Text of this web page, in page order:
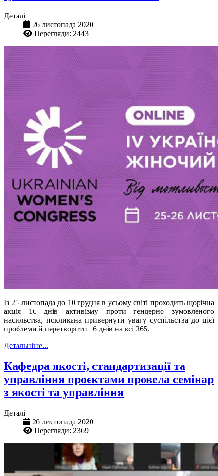
Деталі
26 листопада 2020
Перегляди: 2443
Із 25 листопада до 10 грудня в усьому світі проходить щорічна
акція 16 днів активізму проти гендерно зумовленого
насильства, покликана привернути увагу суспільства до цієї
проблеми й перетворити 16 днів на всі 365.
Детальніше...
Кафедра якості, стандартизації та
управління проєктами провела семінар
з якості та управління
Деталі
26 листопада 2020
Перегляди: 2369